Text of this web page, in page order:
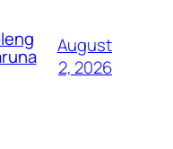
August
2, 2026